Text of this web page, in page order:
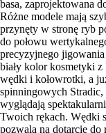
basa, zaprojektowana
Różne modele mają
przynęty w stronę ryb
do połowu
precyzyjnego
biały kolor kosmetyki
wędki i kołowrotki, a
spinningowych
wyglądają
Twoich rękach. Wędki
pozwala na dotarcie